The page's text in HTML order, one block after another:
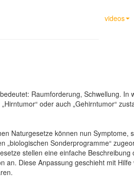
videos
bedeutet: Raumforderung, Schwellung.
oder auch „Gehirntumor“
Naturgesetze können nun
„biologischen Sonderprogramme“
stellen eine einfache
an. Diese Anpassung geschieht mit